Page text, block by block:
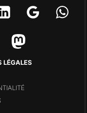
LÉGALES